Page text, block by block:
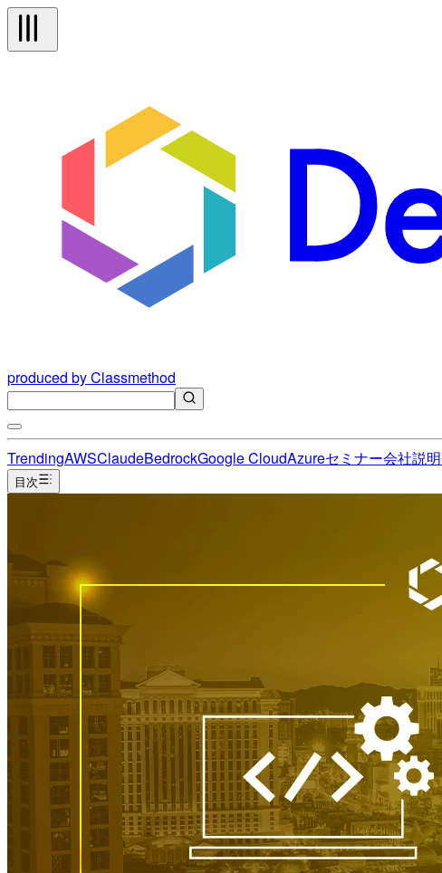
produced by Classmethod
TrendingAWSClaudeBedrockGoogle CloudAzureセミナー会社説
目次